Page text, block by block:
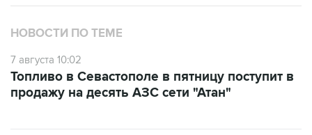
НОВОСТИ ПО ТЕМЕ
7 августа 10:02
продажу на десять АЗС сети "Атан"